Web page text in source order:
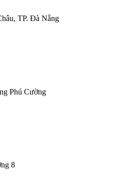
TP. Đà Nẵng
Phú Cường
8